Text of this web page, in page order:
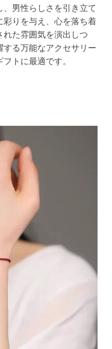
男性らしさを引き立て
彩りを与え、心を落ち着
れた雰囲気を演出しつ
る万能なアクセサリー
トに最適です。